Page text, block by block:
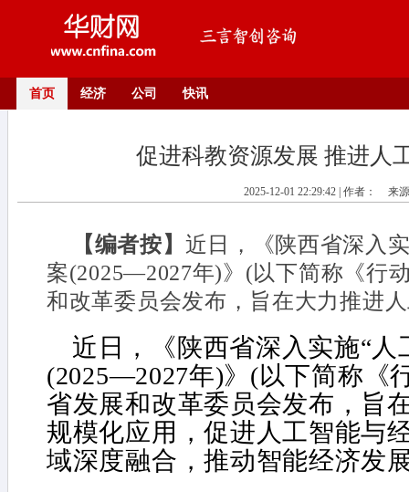
首页 经济 公司 快讯
促进科教资源发展 推进人
2025-12-01 22:29:42 | 作者： 来
【编者按】 近日，《陕西省深入
案(2025—2027年)》(以下简称《行
和改革委员会发布，旨在大力推进
近日，《陕西省深入实施“人
(2025—2027年)》(以下简称《
省发展和改革委员会发布，旨
规模化应用，促进人工智能与
域深度融合，推动智能经济发